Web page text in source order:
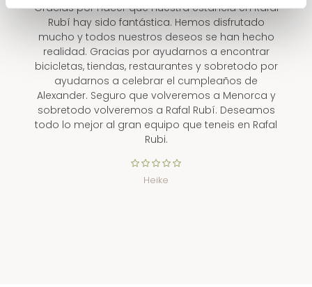
Gracias por hacer que nuestra estancia en Rafal
Rubí hay sido fantástica. Hemos disfrutado
mucho y todos nuestros deseos se han hecho
realidad. Gracias por ayudarnos a encontrar
bicicletas, tiendas, restaurantes y sobretodo por
ayudarnos a celebrar el cumpleaños de
Alexander. Seguro que volveremos a Menorca y
sobretodo volveremos a Rafal Rubí. Deseamos
todo lo mejor al gran equipo que teneis en Rafal
Rubi.
Heike